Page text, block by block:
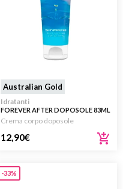
Australian Gold
Idratanti
FOREVER AFTER DOPOSOLE 83ML
Crema corpo doposole
12,90€
-33%